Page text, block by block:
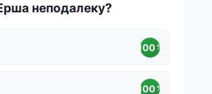
неподалеку?
100 %
100 %